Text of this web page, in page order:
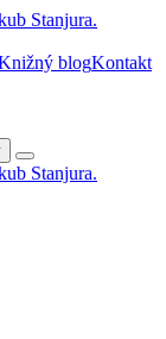
blogKontakt